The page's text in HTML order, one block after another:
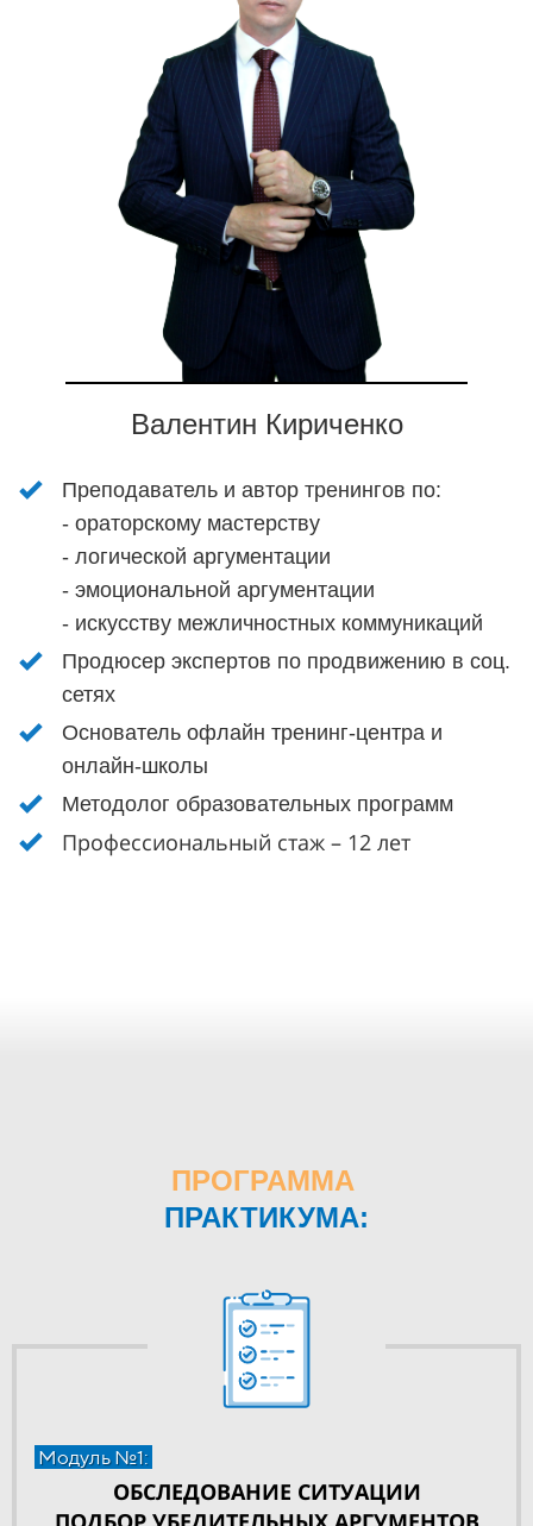
Валентин Кириченко
Преподаватель и автор тренингов по:
- ораторскому мастерству
- логической аргументации
- эмоциональной аргументации
- искусству межличностных коммуникаций
Продюсер экспертов по продвижению в соц.
сетях
Основатель офлайн тренинг-центра и
онлайн-школы
Методолог образовательных программ
Профессиональный стаж – 12 лет
ПРОГРАММА
ПРАКТИКУМА:
Модуль №1:
ОБСЛЕДОВАНИЕ СИТУАЦИИ